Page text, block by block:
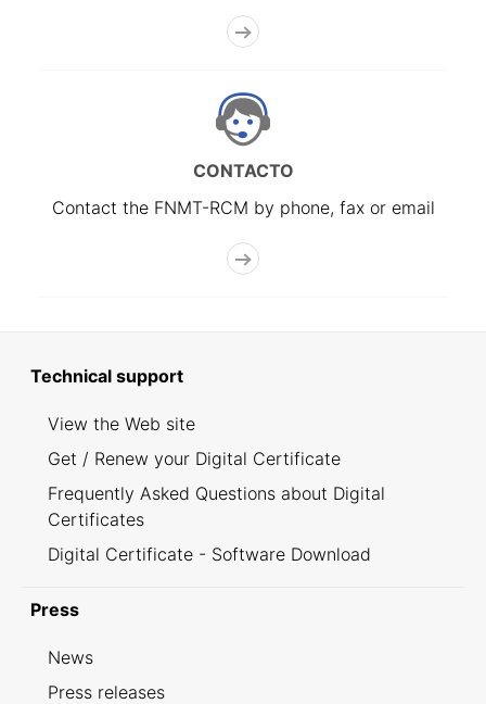
CONTACTO
Contact the FNMT-RCM by phone, fax or email
Technical support
View the Web site
Get / Renew your Digital Certificate
Frequently Asked Questions about Digital
Certificates
Digital Certificate - Software Download
Press
News
Press releases